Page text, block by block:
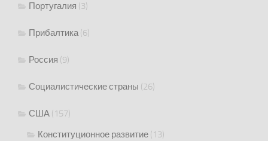
Португалия (3)
Прибалтика(6)
Россия (9)
Социалистические страны (26)
США (157)
Конституционное развитие (13)